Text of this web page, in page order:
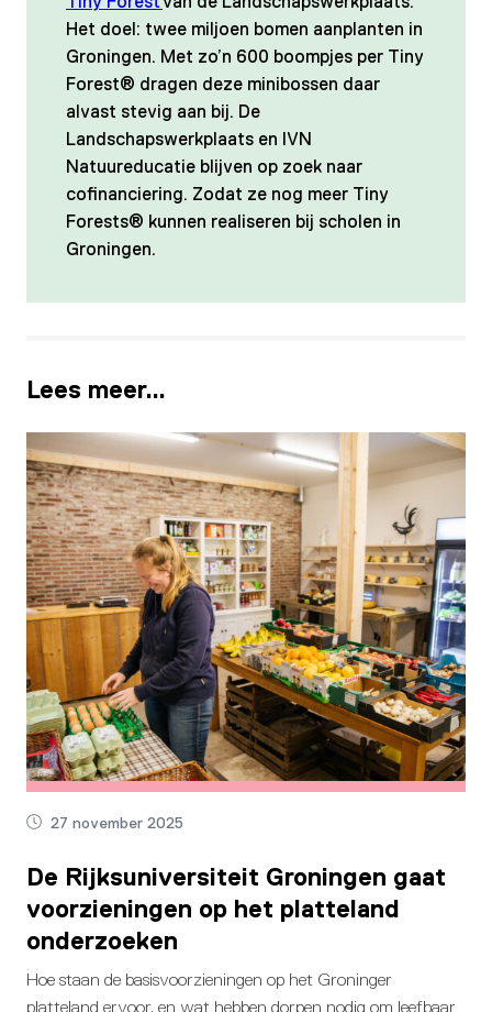
Het doel: twee miljoen bomen aanplanten in
Groningen. Met zo’n 600 boompjes per Tiny
Forest® dragen deze minibossen daar
alvast stevig aan bij. De
Landschapswerkplaats en IVN
Natuureducatie blijven op zoek naar
cofinanciering. Zodat ze nog meer Tiny
Forests® kunnen realiseren bij scholen in
Groningen.
Lees meer…
27 november 2025
De Rijksuniversiteit Groningen gaat
voorzieningen op het platteland
onderzoeken
Hoe staan de basisvoorzieningen op het Groninger
platteland ervoor, en wat hebben dorpen nodig om leefbaar